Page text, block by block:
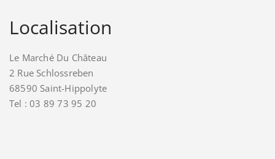
Localisation
Le Marché Du Château
2 Rue Schlossreben
68590 Saint-Hippolyte
Tel : 03 89 73 95 20